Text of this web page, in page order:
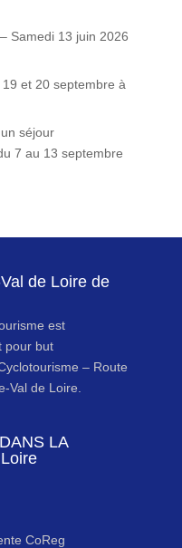
Samedi 13 juin 2026
et 20 septembre à
séjour
7 au 13 septembre
de Loire de
est
pour but
– Route
Val de Loire.
LA
CoReg